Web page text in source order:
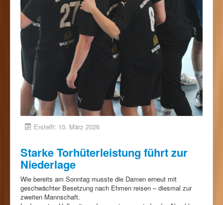
Erstellt: 10. März 2026
Starke Torhüterleistung führt zur
Niederlage
Wie bereits am Sonntag musste die Damen erneut mit
geschwächter Besetzung nach Ehmen reisen – diesmal zur
zweiten Mannschaft.